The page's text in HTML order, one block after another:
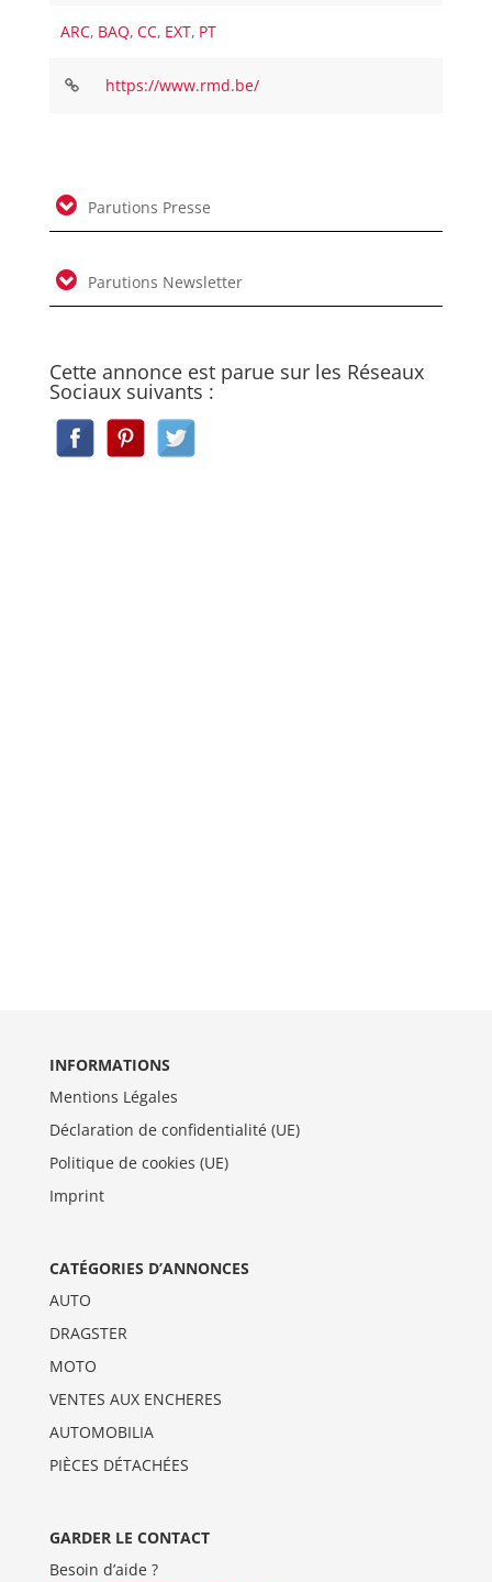
ARC, BAQ, CC, EXT, PT
https://www.rmd.be/
Parutions Presse
Parutions Newsletter
Cette annonce est parue sur les Réseaux
Sociaux suivants :
INFORMATIONS
Mentions Légales
Déclaration de confidentialité (UE)
Politique de cookies (UE)
Imprint
CATÉGORIES D’ANNONCES
AUTO
DRAGSTER
MOTO
VENTES AUX ENCHERES
AUTOMOBILIA
PIÈCES DÉTACHÉES
GARDER LE CONTACT
Besoin d’aide ?